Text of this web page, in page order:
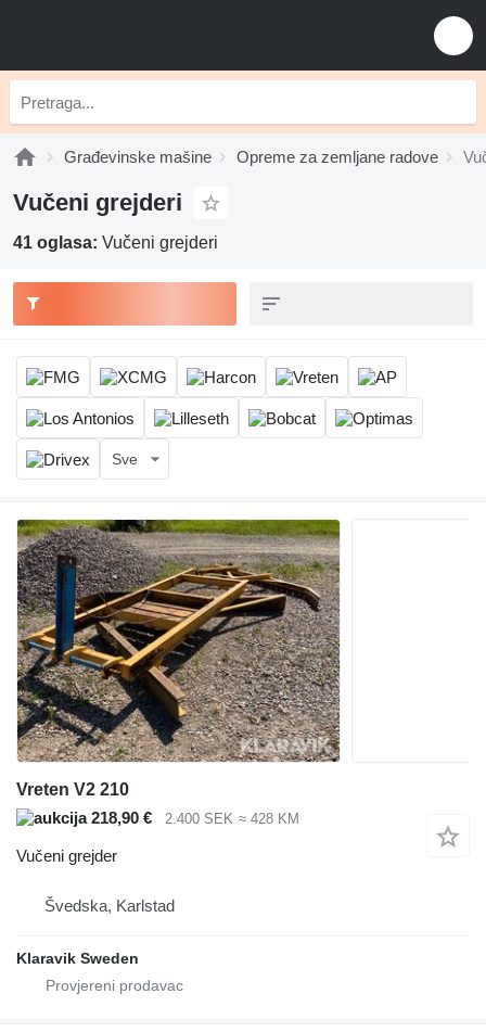
Građevinske mašine Opreme za zemljane radove
Vučeni grejderi
41 oglasa: Vučeni grejderi
Sve
Vreten V2 210
218,90 €
2.400 SEK ≈ 428 KM
Vučeni grejder
Švedska, Karlstad
Klaravik Sweden